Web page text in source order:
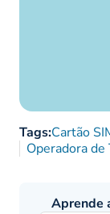
Tags:Cartão
Operadora de
Aprende